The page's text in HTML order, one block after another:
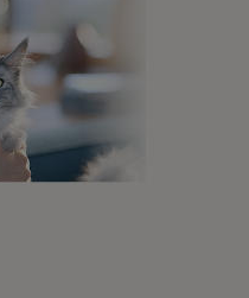
y ofertas de
marcas.​
Purina y empieza
ahora​